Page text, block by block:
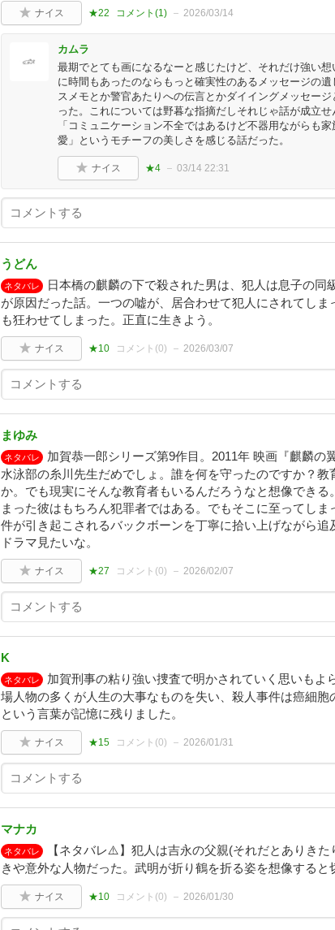
ナイス ★22 コメント(1) 2026/03/14
カムラ
最期でとても画になるなーと感じたけど、それだけ強い
に時間もあったのならもっと確実性のあるメッセージの
スメモとか警官あたりへの伝言とかダイイングメッセー
った。これについては野暮な指摘だしそれじゃ話が成立せ
「コミュニケーション不全ではあるけど不器用ながらも
愛」というモチーフの美しさを感じる話だった。
ナイス ★4 03/14 22:31
うどん
ネタバレ
日本橋の麒麟の下で殺された男は、犯人は息子の同
が原因だった話。一つの嘘が、居合わせて犯人にされてし
も狂わせてしまった。正直に生きよう。
ナイス ★10 コメント(0) 2026/03/07
まゆみ
ネタバレ
加賀恭一郎シリーズ第9作目。2011年 映画『麒麟の
水泳部の糸川先生だめでしょ。誰を何を守ったのですか？
か。でも現実にそんな教育者もいるんだろうなと想像できる
まった彼はもちろん犯罪者ではある。でもそこに至ってし
件が引き起こされるバックボーンを丁寧に拾い上げながら追
ドラマ見たいな。
ナイス ★27 コメント(0) 2026/02/07
K
ネタバレ
加賀刑事の粘り強い捜査で明かされていく思いもよ
場人物の多くが人生の大事なものを失い、殺人事件は癌細胞
という言葉が記憶に残りました。
ナイス ★15 コメント(0) 2026/01/31
マナカ
ネタバレ
【ネタバレ⚠️】犯人は吉永の父親(それだとありき
きや意外な人物だった。武明が折り鶴を折る姿を想像する
ナイス ★10 コメント(0) 2026/01/30